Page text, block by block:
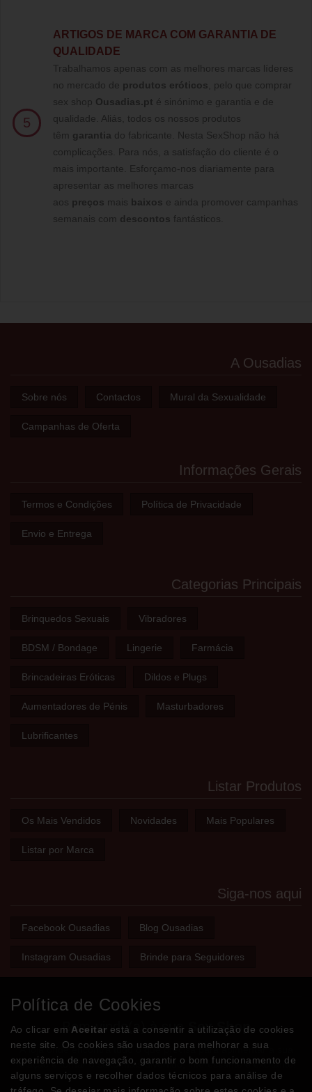
5
ARTIGOS DE MARCA COM GARANTIA DE
QUALIDADE
Trabalhamos apenas com as melhores marcas líderes
no mercado de produtos eróticos , pelo que comprar
sex shop Ousadias.pt é sinónimo e garantia e de
qualidade. Aliás, todos os nossos produtos
têm garantia do fabricante. Nesta SexShop não há
complicações. Para nós, a satisfação do cliente é o
mais importante. Esforçamo-nos diariamente para
apresentar as melhores marcas
aos preços mais baixos e ainda promover campanhas
semanais com descontos fantásticos.
A Ousadias
Sobre nós Contactos Mural da Sexualidade
Campanhas de Oferta
Informações Gerais
Termos e Condições Política de Privacidade
Envio e Entrega
Categorias Principais
Brinquedos Sexuais Vibradores
BDSM / Bondage Lingerie Farmácia
Brincadeiras Eróticas Dildos e Plugs
Aumentadores de Pénis Masturbadores
Lubrificantes
Listar Produtos
Os Mais Vendidos Novidades Mais Populares
Listar por Marca
Siga-nos aqui
Facebook Ousadias Blog Ousadias
Instagram Ousadias Brinde para Seguidores
Bem-vindo(a) à sua Sex Shop
A loja onde encontra tudo o que precisa para apimentar a sua
relação e tornar o sexo mais divertido, interessante e excitante!
Política de Cookies
Ao clicar em Aceitar está a consentir a utilização de cookies
neste site. Os cookies são usados para melhorar a sua
experiência de navegação, garantir o bom funcionamento de
alguns serviços e recolher dados técnicos para análise de